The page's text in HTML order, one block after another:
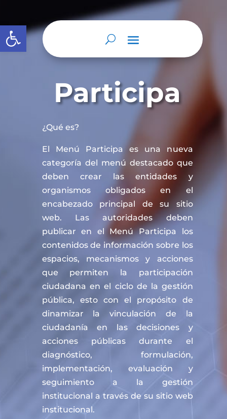
Abrir barra de herramientas
Participa
¿Qué es?
El Menú Participa es una nueva
categoría del menú destacado que
deben crear las entidades y
organismos obligados en el
encabezado principal de su sitio
web. Las autoridades deben
publicar en el Menú Participa los
contenidos de información sobre los
espacios, mecanismos y acciones
que permiten la participación
ciudadana en el ciclo de la gestión
pública, esto con el propósito de
dinamizar la vinculación de la
ciudadanía en las decisiones y
acciones públicas durante el
diagnóstico, formulación,
implementación, evaluación y
seguimiento a la gestión
institucional a través de su sitio web
institucional.